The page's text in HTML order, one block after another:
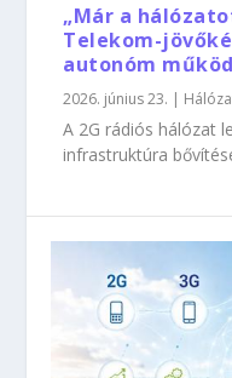
„Már a
Telekom-
autonóm
2026. június 23. |
A 2G rádiós hálózat
infrastruktúra